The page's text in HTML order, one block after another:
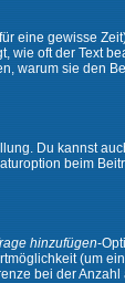
eine gewisse
wie oft der Text
warum sie den
Du kannst
beim
hinzufügen-
(um
bei der Anzahl